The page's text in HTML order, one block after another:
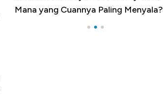
Mana yang Cuannya Paling Menyala?